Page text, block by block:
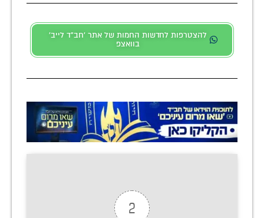
להצטרפות לחדשות החמות של אתר 'חב"ד לייב'
בוואצפ
2